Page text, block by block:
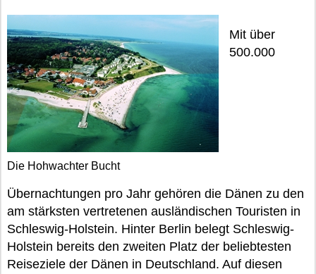
Die Hohwachter Bucht
Mit über
500.000
Übernachtungen pro Jahr gehören die Dänen zu den
am stärksten vertretenen ausländischen Touristen in
Schleswig-Holstein. Hinter Berlin belegt Schleswig-
Holstein bereits den zweiten Platz der beliebtesten
Reiseziele der Dänen in Deutschland. Auf diesen